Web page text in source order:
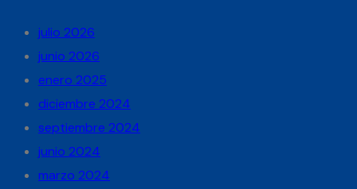
julio 2026
junio 2026
enero 2025
diciembre 2024
septiembre 2024
junio 2024
marzo 2024